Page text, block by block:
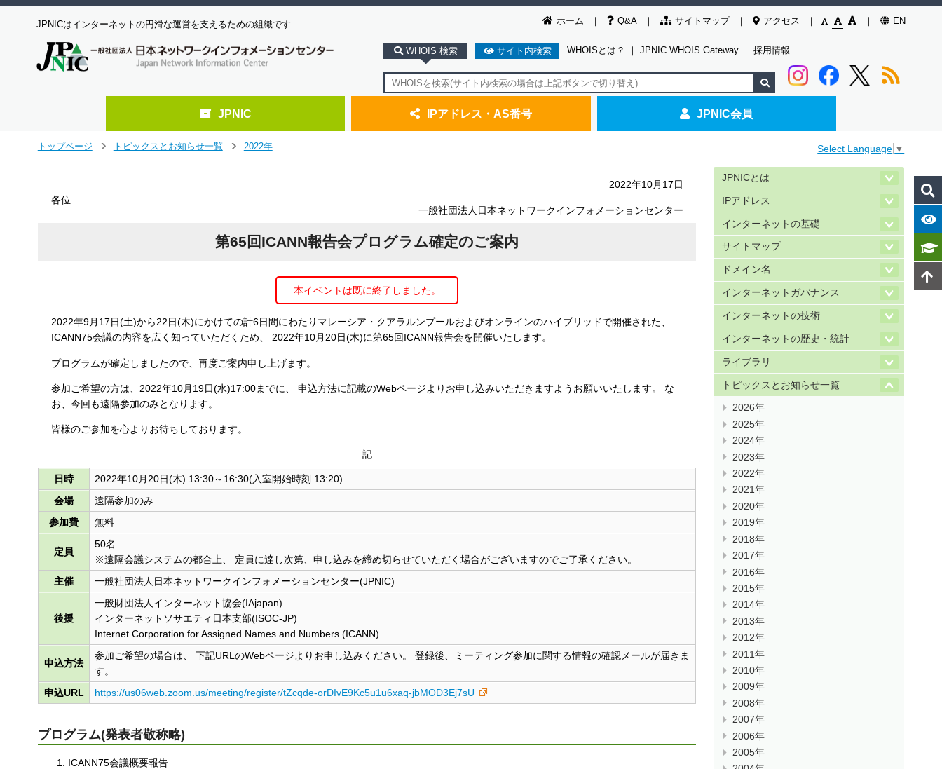
ホーム Q&A サイトマップ アクセス EN
JPNICはインターネットの円滑な運営を支えるための組織です
WHOIS 検索 サイト内検索 WHOISとは？ ｜ JPNIC WHOIS Gateway ｜ 採用情報
JPNIC IPアドレス・AS番号 JPNIC会員
トップページ
トピックスとお知らせ一覧
2022年 Select Language ▼
2022年10月17日
各位
一般社団法人日本ネットワークインフォメーションセンター
第65回ICANN報告会プログラム確定のご案内
本イベントは既に終了しました。
2022年9月17日(土)から22日(木)にかけての計6日間にわたりマレーシア・クアラルンプールおよびオンラインのハイブリッドで開催された、
ICANN75会議の内容を広く知っていただくため、 2022年10月20日(木)に第65回ICANN報告会を開催いたします。
プログラムが確定しましたので、再度ご案内申し上げます。
参加ご希望の方は、2022年10月19日(水)17:00までに、 申込方法に記載のWebページよりお申し込みいただきますようお願いいたします。 な
お、今回も遠隔参加のみとなります。
皆様のご参加を心よりお待ちしております。
記
日時
2022年10月20日(木) 13:30～16:30(入室開始時刻 13:20)
会場
遠隔参加のみ
参加費
無料
定員
50名
※遠隔会議システムの都合上、 定員に達し次第、申し込みを締め切らせていただく場合がございますのでご了承ください。
主催
一般社団法人日本ネットワークインフォメーションセンター(JPNIC)
後援
一般財団法人インターネット協会(IAjapan)
インターネットソサエティ日本支部(ISOC-JP)
Internet Corporation for Assigned Names and Numbers (ICANN)
申込方法
参加ご希望の場合は、 下記URLのWebページよりお申し込みください。 登録後、ミーティング参加に関する情報の確認メールが届きま
す。
申込URL
https://us06web.zoom.us/meeting/register/tZcqde-orDIvE9Kc5u1u6xaq-jbMOD3Ej7sU
プログラム(発表者敬称略)
ICANN75会議概要報告
JPNICとは
IPアドレス
インターネットの基礎
サイトマップ
ドメイン名
インターネットガバナンス
インターネットの技術
インターネットの歴史・統計
ライブラリ
トピックスとお知らせ一覧
2026年
2025年
2024年
2023年
2022年
2021年
2020年
2019年
2018年
2017年
2016年
2015年
2014年
2013年
2012年
2011年
2010年
2009年
2008年
2007年
2006年
2005年